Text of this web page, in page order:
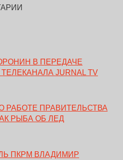
В ПЕРЕДАЧЕ
ТЕЛЕКАНАЛА JURNAL TV
РАБОТЕ ПРАВИТЕЛЬСТВА
РЫБА ОБ ЛЕД
ПКРМ ВЛАДИМИР